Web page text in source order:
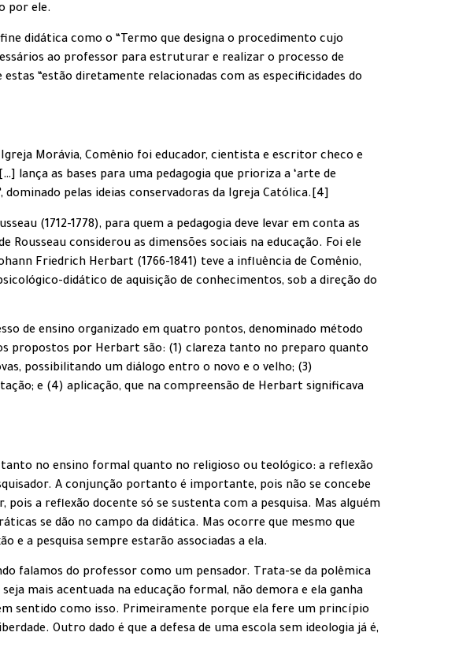
por ele.
didática como o “Termo que designa o procedimento cujo
ao professor para estruturar e realizar o processo de
“estão diretamente relacionadas com as especificidades do
Morávia, Comênio foi educador, cientista e escritor checo e
lança as bases para uma pedagogia que prioriza a ‘arte de
dominado pelas ideias conservadoras da Igreja Católica.[4]
(1712-1778), para quem a pedagogia deve levar em conta as
Rousseau considerou as dimensões sociais na educação. Foi ele
Friedrich Herbart (1766-1841) teve a influência de Comênio,
didático de aquisição de conhecimentos, sob a direção do
de ensino organizado em quatro pontos, denominado método
propostos por Herbart são: (1) clareza tanto no preparo quanto
possibilitando um diálogo entro o novo e o velho; (3)
e (4) aplicação, que na compreensão de Herbart significava
no ensino formal quanto no religioso ou teológico: a reflexão
A conjunção portanto é importante, pois não se concebe
a reflexão docente só se sustenta com a pesquisa. Mas alguém
se dão no campo da didática. Mas ocorre que mesmo que
e a pesquisa sempre estarão associadas a ela.
falamos do professor como um pensador. Trata-se da polêmica
mais acentuada na educação formal, não demora e ela ganha
sentido como isso. Primeiramente porque ela fere um princípio
Outro dado é que a defesa de uma escola sem ideologia já é,